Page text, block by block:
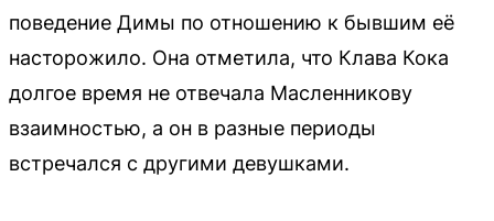
поведение Димы по отношению к бывшим её
насторожило. Она отметила, что Клава Кока
долгое время не отвечала Масленникову
взаимностью, а он в разные периоды
встречался с другими девушками.